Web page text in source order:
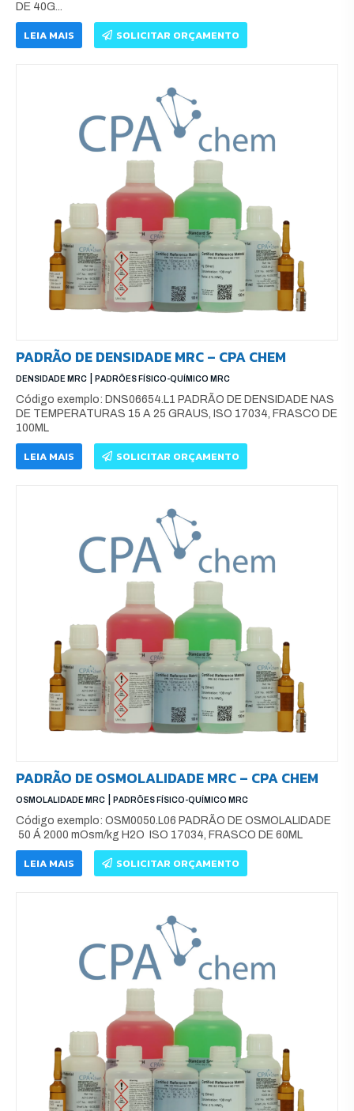
DE 40G...
LEIA MAIS SOLICITAR ORÇAMENTO
PADRÃO DE DENSIDADE MRC – CPA CHEM
DENSIDADE MRC PADRÕES FÍSICO-QUÍMICO MRC
Código exemplo: DNS06654.L1 PADRÃO DE DENSIDADE NAS
DE TEMPERATURAS 15 A 25 GRAUS, ISO 17034, FRASCO DE
100ML
LEIA MAIS SOLICITAR ORÇAMENTO
PADRÃO DE OSMOLALIDADE MRC – CPA CHEM
OSMOLALIDADE MRC PADRÕES FÍSICO-QUÍMICO MRC
Código exemplo: OSM0050.L06 PADRÃO DE OSMOLALIDADE
50 Á 2000 mOsm/kg H2O ISO 17034, FRASCO DE 60ML
LEIA MAIS SOLICITAR ORÇAMENTO